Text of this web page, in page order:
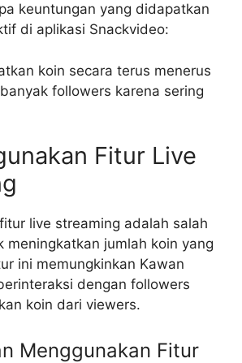
keuntungan yang didapatkan
di aplikasi Snackvideo:
koin secara terus menerus
followers karena sering
Fitur Live
live streaming adalah salah
meningkatkan jumlah koin yang
ini memungkinkan Kawan
dengan followers
koin dari viewers.
Menggunakan Fitur